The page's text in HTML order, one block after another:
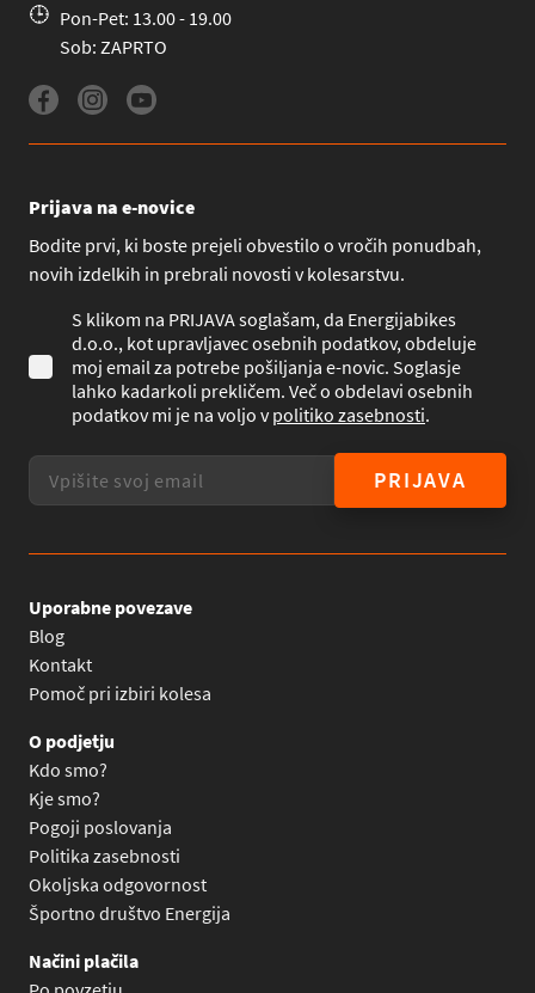
Pon-Pet: 13.00 - 19.00
Sob: ZAPRTO
Prijava na e-novice
Bodite prvi, ki boste prejeli obvestilo o vročih ponudbah,
novih izdelkih in prebrali novosti v kolesarstvu.
S klikom na PRIJAVA soglašam, da Energijabikes
d.o.o., kot upravljavec osebnih podatkov, obdeluje
moj email za potrebe pošiljanja e-novic. Soglasje
lahko kadarkoli prekličem. Več o obdelavi osebnih
podatkov mi je na voljo vpolitiko zasebnosti.
PRIJAVA
Uporabne povezave
Blog
Kontakt
Pomoč pri izbiri kolesa
O podjetju
Kdo smo?
Kje smo?
Pogoji poslovanja
Politika zasebnosti
Okoljska odgovornost
Športno društvo Energija
Načini plačila